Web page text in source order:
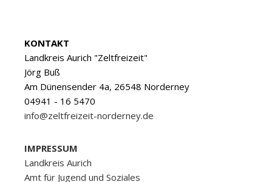
KONTAKT
Landkreis Aurich "Zeltfreizeit"
Jörg Buß
Am Dünensender 4a, 26548 Norderney
04941 - 16 5470
info@zeltfreizeit-norderney.de
IMPRESSUM
Landkreis Aurich
Amt für Jugend und Soziales